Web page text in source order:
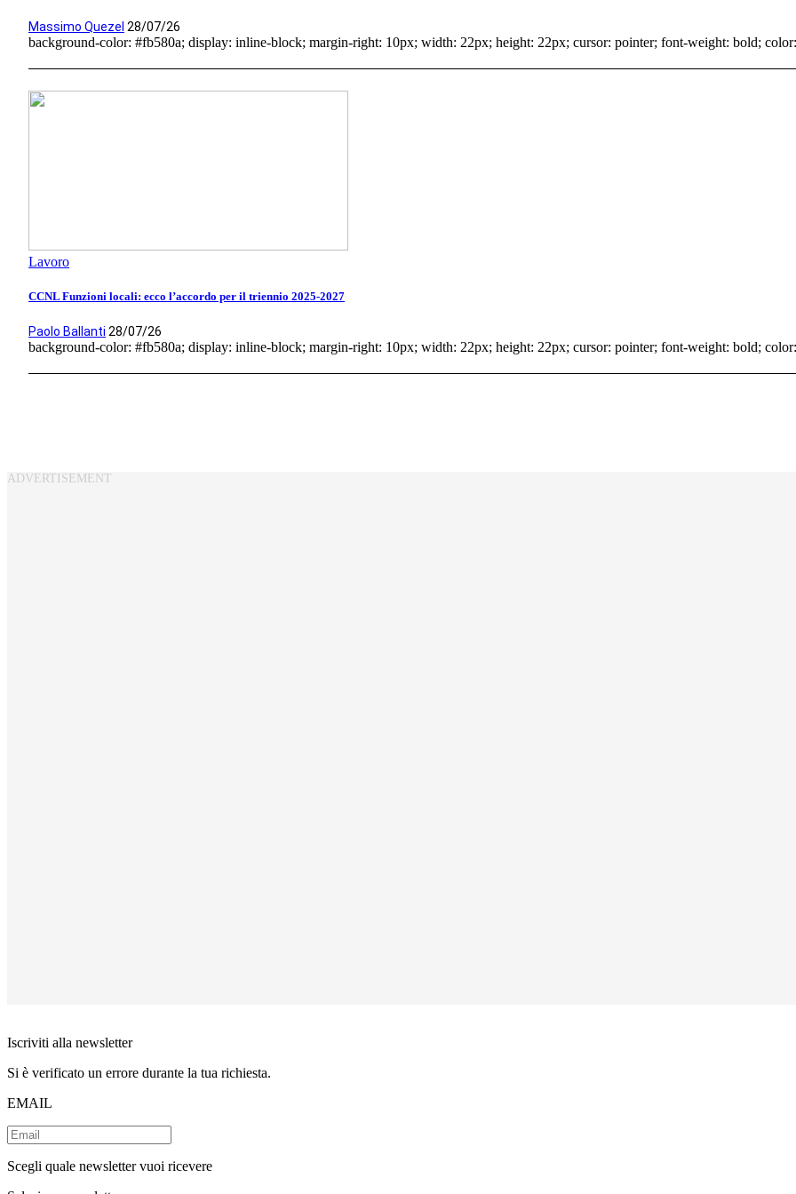
Massimo Quezel 28/07/26
background-color: #fb580a; display: inline-block; margin-right: 10px; width: 22px; height: 22px; cursor: pointer; font-weight: bold;
Lavoro
CCNL Funzioni locali: ecco l’accordo per il triennio 2025-2027
Paolo Ballanti 28/07/26
background-color: #fb580a; display: inline-block; margin-right: 10px; width: 22px; height: 22px; cursor: pointer; font-weight: bold;
Iscriviti alla newsletter
Si è verificato un errore durante la tua richiesta.
EMAIL
Scegli quale newsletter vuoi ricevere